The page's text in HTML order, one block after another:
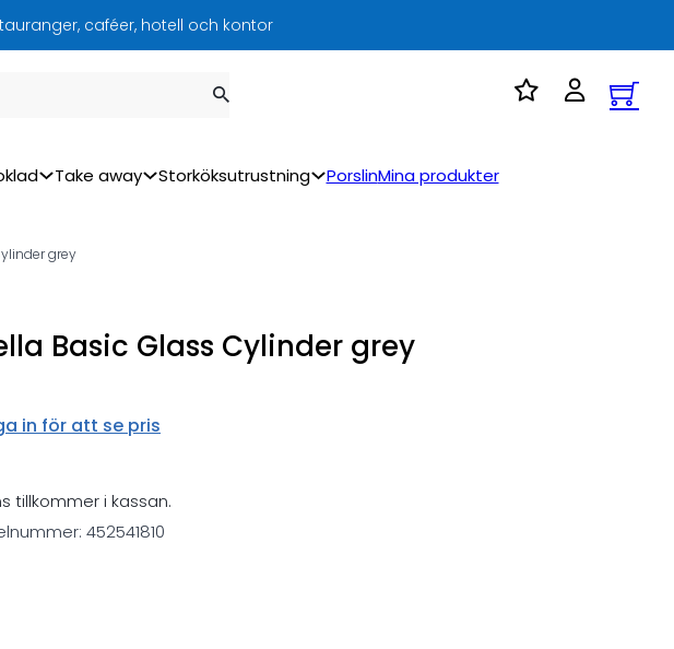
caféer, hotell och kontor
Take away Storköksutrustning PorslinMina produkter
grey
Basic Glass Cylinder grey
in för att se pris
tillkommer i kassan.
452541810